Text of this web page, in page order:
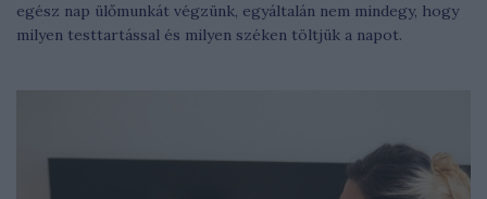
egész nap ülőmunkát végzünk, egyáltalán nem mindegy, hogy
milyen testtartással és milyen széken töltjük a napot.